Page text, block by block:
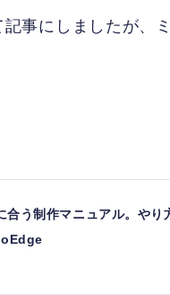
事にしましたが、
う制作マニュアル。やり